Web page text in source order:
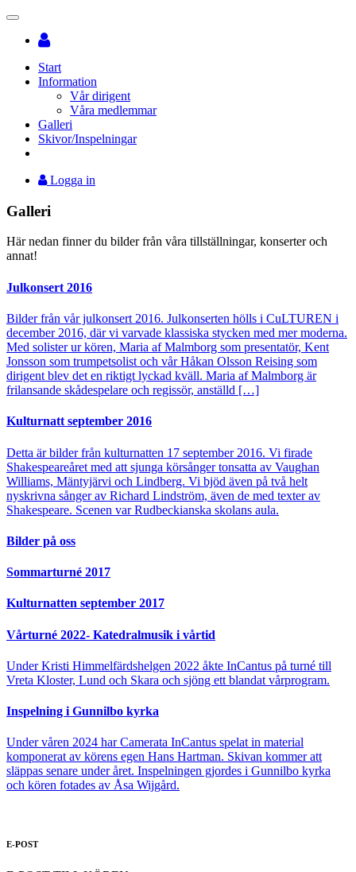
Toggle
navigation
Start
Information
Vår dirigent
Våra medlemmar
Galleri
Skivor/Inspelningar
Logga in
Galleri
Här nedan finner du bilder från våra tillställningar, konserter och
annat!
Julkonsert 2016
Bilder från vår julkonsert 2016. Julkonserten hölls i CuLTUREN i
december 2016, där vi varvade klassiska stycken med mer moderna.
Med solister ur kören, Maria af Malmborg som presentatör, Kent
Jonsson som trumpetsolist och vår Håkan Olsson Reising som
dirigent blev det en riktigt lyckad kväll. Maria af Malmborg är
frilansande skådespelare och regissör, anställd […]
Kulturnatt september 2016
Detta är bilder från kulturnatten 17 september 2016. Vi firade
Shakespeareåret med att sjunga körsånger tonsatta av Vaughan
Williams, Mäntyjärvi och Lindberg. Vi bjöd även på två helt
nyskrivna sånger av Richard Lindström, även de med texter av
Shakespeare. Scenen var Rudbeckianska skolans aula.
Bilder på oss
Sommarturné 2017
Kulturnatten september 2017
Vårturné 2022- Katedralmusik i vårtid
Under Kristi Himmelfärdshelgen 2022 åkte InCantus på turné till
Vreta Kloster, Lund och Skara och sjöng ett blandat vårprogram.
Inspelning i Gunnilbo kyrka
Under våren 2024 har Camerata InCantus spelat in material
komponerat av körens egen Hans Hartman. Skivan kommer att
släppas senare under året. Inspelningen gjordes i Gunnilbo kyrka
och kören fotades av Åsa Wijgård.
E-POST